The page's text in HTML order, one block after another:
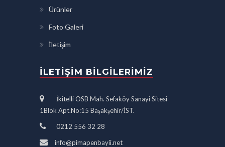
Ürünler
Foto Galeri
İletişim
İLETIŞIM BILGILERIMIZ
İkitelli OSB Mah. Sefaköy Sanayi Sitesi
1Blok Apt.No:15 Başakşehir/İST.
0212 556 32 28
info@pimapenbayii.net